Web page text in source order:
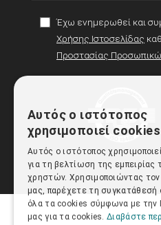
Έχω ενημερωθεί και
Χρήσης Ιστοσελίδας
Προστασίας
Αυτός ο ιστότοπος
χρησιμοποιεί cookies
Αυτός ο ιστότοπος
για τη βελτίωση της εμπειρίας
χρηστών. Χρησιμοποιώντας τον
μας, παρέχετε τη συγκατάθεσή
όλα τα cookies σύμφωνα με την
μας για τα cookies. Διαβάστε